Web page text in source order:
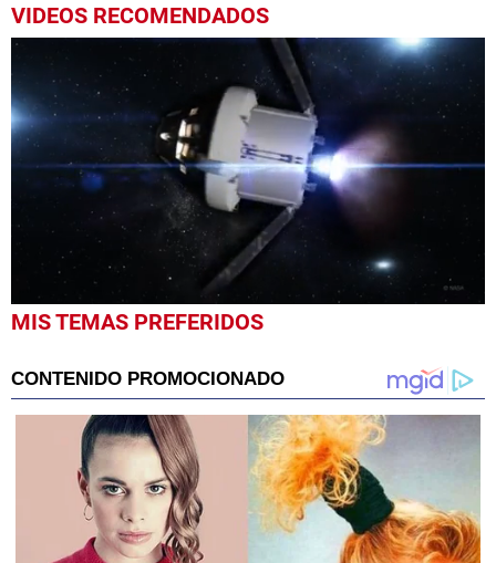
VIDEOS RECOMENDADOS
0
seconds
minutes,
10
seconds
MIS TEMAS PREFERIDOS